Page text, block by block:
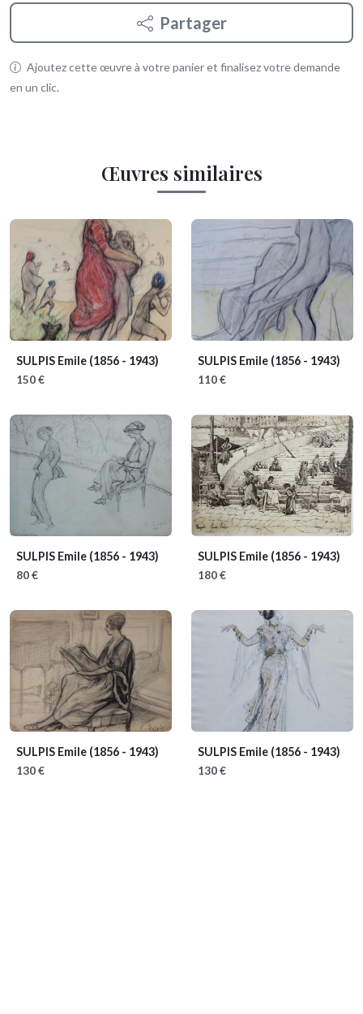
Partager
Ajoutez cette œuvre à votre panier et finalisez votre demande
en un clic.
Œuvres similaires
SULPIS Emile (1856 - 1943)
150 €
SULPIS Emile (1856 - 1943)
110 €
SULPIS Emile (1856 - 1943)
80 €
SULPIS Emile (1856 - 1943)
180 €
SULPIS Emile (1856 - 1943)
130 €
SULPIS Emile (1856 - 1943)
130 €